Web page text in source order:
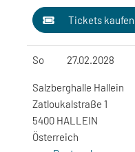
Tickets kaufen
So 27.02.2028
Salzberghalle Hallein
Zatloukalstraße 1
5400 HALLEIN
Österreich